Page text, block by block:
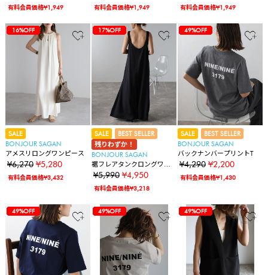
有料会員価格¥1,949 有料会員価格¥1,949 有料会員価格¥1,949
30%OFF
30%OFF
30%OFF
30%OFF
30%OFF
16%OFF
SALE
BONJOUR SAGAN
アメスリロングワンピース
¥6,270 ¥5,280
有料会員価格¥3,432
30%OFF
30%OFF
30%OFF
30%OFF
30%OFF
16%OFF
17%OFF
SALE
BEST SELLER
残りわずか！
BONJOUR SAGAN
裾フレアタンクロングワン
ピース
¥5,990 ¥4,950
有料会員価格¥3,218
30%OFF
30%OFF
30%OFF
30%OFF
30%OFF
16%OFF
17%OFF
49%OFF
SALE
BEST SELLER
BONJOUR SAGAN
バックナンバープリントT
¥4,290 ¥2,200
有料会員価格¥1,430
30%OFF
30%OFF
30%OFF
30%OFF
30%OFF
16%OFF
17%OFF
49%OFF
49%OFF 30%OFF
30%OFF
30%OFF
30%OFF
30%OFF
16%OFF
17%OFF
49%OFF
49%OFF
49%OFF 30%OFF
30%OFF
30%OFF
30%OFF
30%OFF
16%OFF
17%OFF
49%OFF
49%OFF
49%OFF
49%OFF